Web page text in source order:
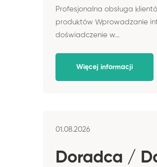
Profesjonalna obsługa
produktów Wprowadzanie
doświadczenie w...
Więcej informacji
01.08.2026
Doradca /